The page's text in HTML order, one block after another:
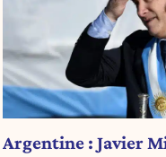
Argentine : Javier